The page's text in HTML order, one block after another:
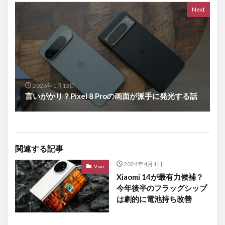
Next
2026年1月13日
言いがかり？Pixel 8 Proの画面が派手に発光する話
関連する記事
Vivo 2024年4月1日
Xiaomi 14が最有力候補？
今年後半のフラッグシップ
は劇的に電池持ち改善